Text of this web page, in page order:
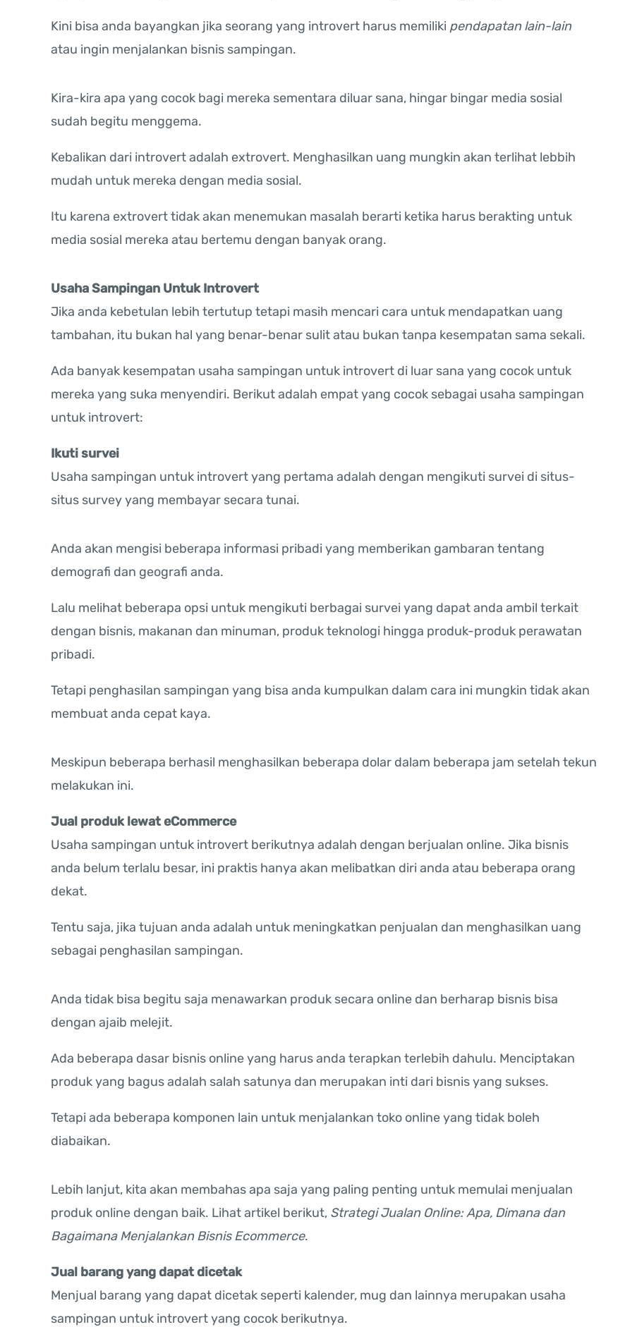
Kini bisa anda bayangkan jika seorang yang introvert harus memiliki pendapatan lain-lain
atau ingin menjalankan bisnis sampingan.
Kira-kira apa yang cocok bagi mereka sementara diluar sana, hingar bingar media sosial
sudah begitu menggema.
Kebalikan dari introvert adalah extrovert. Menghasilkan uang mungkin akan terlihat lebbih
mudah untuk mereka dengan media sosial.
Itu karena extrovert tidak akan menemukan masalah berarti ketika harus berakting untuk
media sosial mereka atau bertemu dengan banyak orang.
Usaha Sampingan Untuk Introvert
Jika anda kebetulan lebih tertutup tetapi masih mencari cara untuk mendapatkan uang
tambahan, itu bukan hal yang benar-benar sulit atau bukan tanpa kesempatan sama sekali.
Ada banyak kesempatan usaha sampingan untuk introvert di luar sana yang cocok untuk
mereka yang suka menyendiri. Berikut adalah empat yang cocok sebagai usaha sampingan
untuk introvert:
Ikuti survei
Usaha sampingan untuk introvert yang pertama adalah dengan mengikuti survei di situs-
situs survey yang membayar secara tunai.
Anda akan mengisi beberapa informasi pribadi yang memberikan gambaran tentang
demografi dan geografi anda.
Lalu melihat beberapa opsi untuk mengikuti berbagai survei yang dapat anda ambil terkait
dengan bisnis, makanan dan minuman, produk teknologi hingga produk-produk perawatan
pribadi.
Tetapi penghasilan sampingan yang bisa anda kumpulkan dalam cara ini mungkin tidak akan
membuat anda cepat kaya.
Meskipun beberapa berhasil menghasilkan beberapa dolar dalam beberapa jam setelah tekun
melakukan ini.
Jual produk lewat eCommerce
Usaha sampingan untuk introvert berikutnya adalah dengan berjualan online. Jika bisnis
anda belum terlalu besar, ini praktis hanya akan melibatkan diri anda atau beberapa orang
dekat.
Tentu saja, jika tujuan anda adalah untuk meningkatkan penjualan dan menghasilkan uang
sebagai penghasilan sampingan.
Anda tidak bisa begitu saja menawarkan produk secara online dan berharap bisnis bisa
dengan ajaib melejit.
Ada beberapa dasar bisnis online yang harus anda terapkan terlebih dahulu. Menciptakan
produk yang bagus adalah salah satunya dan merupakan inti dari bisnis yang sukses.
Tetapi ada beberapa komponen lain untuk menjalankan toko online yang tidak boleh
diabaikan.
Lebih lanjut, kita akan membahas apa saja yang paling penting untuk memulai menjualan
produk online dengan baik. Lihat artikel berikut, Strategi Jualan Online: Apa, Dimana dan
Bagaimana Menjalankan Bisnis Ecommerce.
Jual barang yang dapat dicetak
Menjual barang yang dapat dicetak seperti kalender, mug dan lainnya merupakan usaha
sampingan untuk introvert yang cocok berikutnya.